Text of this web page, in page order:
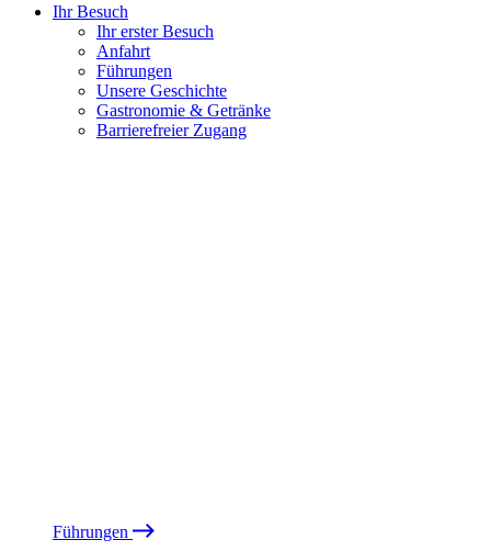
Ihr Besuch
Ihr erster Besuch
Anfahrt
Führungen
Unsere Geschichte
Gastronomie & Getränke
Barrierefreier Zugang
Führungen